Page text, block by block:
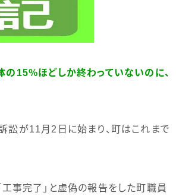
15％ほどしか終わっていないのに、
訟が11月2 日に始まり、町はこれまで
事完了」と虚偽の報告をした町職員